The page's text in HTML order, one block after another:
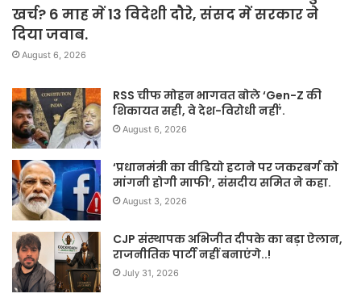
खर्च? 6 माह में 13 विदेशी दौरे, संसद में सरकार ने
दिया जवाब.
August 6, 2026
RSS चीफ मोहन भागवत बोले ‘Gen-Z की
शिकायत सही, वे देश-विरोधी नहीं’.
August 6, 2026
‘प्रधानमंत्री का वीडियो हटाने पर जकरबर्ग को
मांगनी होगी माफी’, संसदीय समित ने कहा.
August 3, 2026
CJP संस्थापक अभिजीत दीपके का बड़ा ऐलान,
राजनीतिक पार्टी नहीं बनाएंगे..!
July 31, 2026